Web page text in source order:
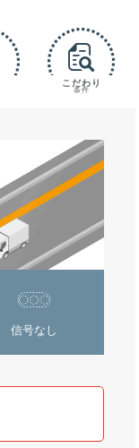
こだわり
条件
信号なし